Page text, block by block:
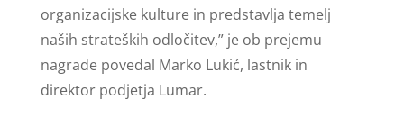
organizacijske kulture in predstavlja temelj
naših strateških odločitev,” je ob prejemu
nagrade povedal Marko Lukić, lastnik in
direktor podjetja Lumar.